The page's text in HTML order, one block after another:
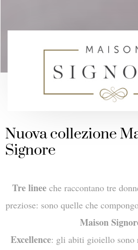
Nuova collezione
Signore
Tre linee che raccontano tre
preziose: sono quelle che
Maison
Excellence: gli abiti gioiello sono